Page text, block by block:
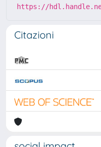
https://
Citazioni